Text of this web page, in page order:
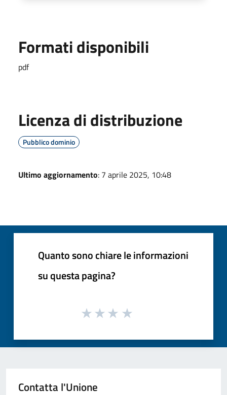
Formati disponibili
pdf
Licenza di distribuzione
Pubblico dominio
Ultimo aggiornamento: 7 aprile 2025, 10:48
Quanto sono chiare le informazioni
su questa pagina?
Contatta l'Unione